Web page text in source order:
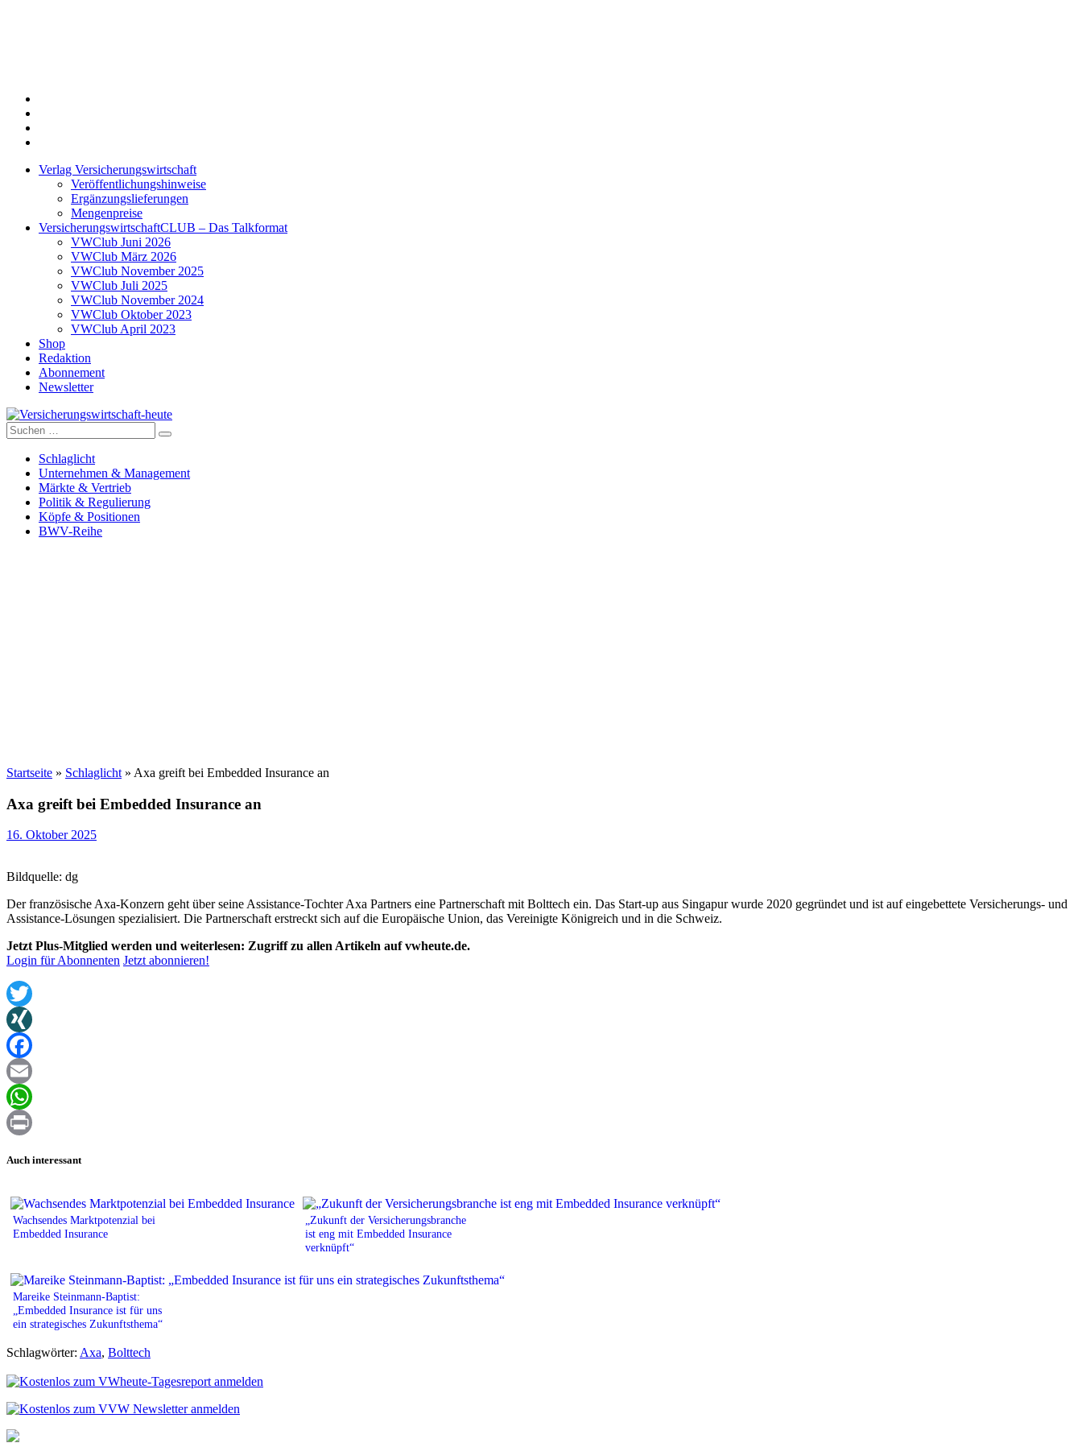
Verlag Versicherungswirtschaft
Veröffentlichungshinweise
Ergänzungslieferungen
Mengenpreise
VersicherungswirtschaftCLUB – Das Talkformat
VWClub Juni 2026
VWClub März 2026
VWClub November 2025
VWClub Juli 2025
VWClub November 2024
VWClub Oktober 2023
VWClub April 2023
Shop
Redaktion
Abonnement
Newsletter
Versicherungswirtschaft-heute
Suche
nach:
Schlaglicht
Unternehmen & Management
Märkte & Vertrieb
Politik & Regulierung
Köpfe & Positionen
BWV-Reihe
Startseite » Schlaglicht » Axa greift bei Embedded Insurance an
Axa greift bei Embedded Insurance an
16. Oktober 2025
Bildquelle: dg
Der französische Axa-Konzern geht über seine Assistance-Tochter Axa Partners eine Partnerschaft mit Bolttech ein. Das Start-up aus Singapur wurde 2020 gegründet und ist auf eingebettete Versicherungs- und
Assistance-Lösungen spezialisiert. Die Partnerschaft erstreckt sich auf die Europäische Union, das Vereinigte Königreich und in die Schweiz.
Jetzt Plus-Mitglied werden und weiterlesen: Zugriff zu allen Artikeln auf vwheute.de.
Login für Abonnenten Jetzt abonnieren!
Twitter
XING
Facebook
Email
WhatsApp
Auch interessant
Wachsendes Marktpotenzial bei
Embedded Insurance
„Zukunft der Versicherungsbranche
ist eng mit Embedded Insurance
verknüpft“
Mareike Steinmann-Baptist:
„Embedded Insurance ist für uns
ein strategisches Zukunftsthema“
Schlagwörter: Axa, Bolttech